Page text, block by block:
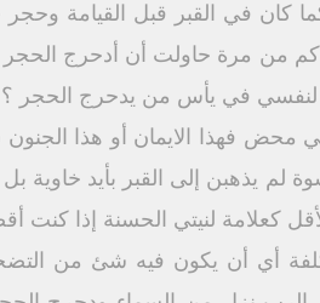
كان في القبر قبل القيامة وحجر
من مرة حاولت أن أدحرج الحجر
لنفسي في يأس من يدحرج الحجر
فهذا الايمان أو هذا الجنون
لم يذهبن إلى القبر بأيد خاوية
معى على الأقل كعلامة لنيتي الحسنة إذا
أي أن يكون فيه شئ من